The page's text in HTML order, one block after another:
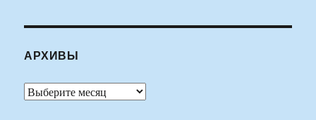
АРХИВЫ
Архивы